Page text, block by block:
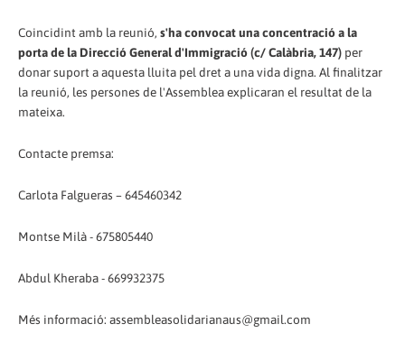
Coincidint amb la reunió, s'ha convocat una concentració a la
porta de la Direcció General d'Immigració (c/ Calàbria, 147) per
donar suport a aquesta lluita pel dret a una vida digna. Al finalitzar
la reunió, les persones de l'Assemblea explicaran el resultat de la
mateixa.
Contacte premsa:
Carlota Falgueras – 645460342
Montse Milà - 675805440
Abdul Kheraba - 669932375
Més informació: assembleasolidarianaus@gmail.com